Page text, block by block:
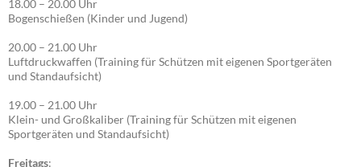
18.00 – 20.00 Uhr
Bogenschießen (Kinder und Jugend)
20.00 – 21.00 Uhr
Luftdruckwaffen (Training für Schützen mit eigenen Sportgeräten
und Standaufsicht)
19.00 – 21.00 Uhr
Klein- und Großkaliber (Training für Schützen mit eigenen
Sportgeräten und Standaufsicht)
Freitags: